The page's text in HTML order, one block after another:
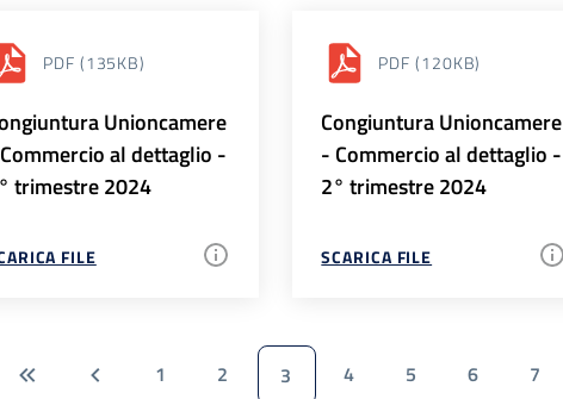
PDF (135KB)
Unioncamere
al dettaglio -
trimestre 2024
FILE
PDF (120KB)
Congiuntura Unioncamere
- Commercio al dettaglio -
2° trimestre 2024
SCARICA FILE
1 2 3 4 5 6 7